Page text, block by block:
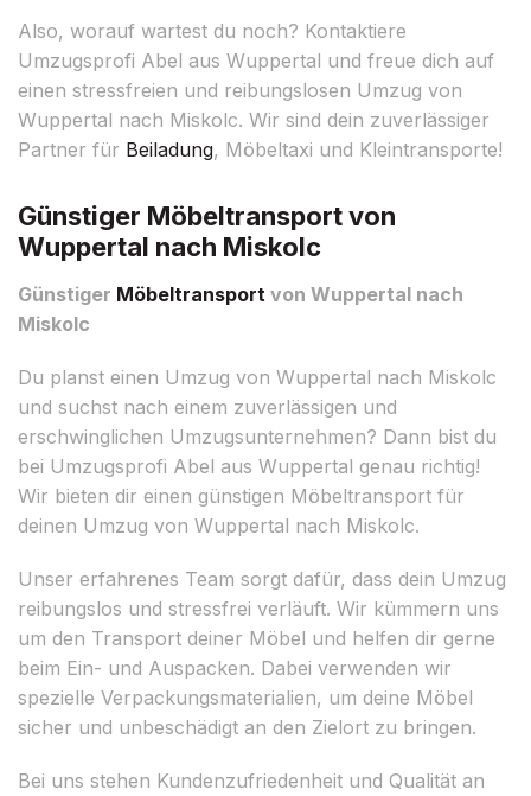
Also, worauf wartest du noch? Kontaktiere
Umzugsprofi Abel aus Wuppertal und freue dich auf
einen stressfreien und reibungslosen Umzug von
Wuppertal nach Miskolc. Wir sind dein zuverlässiger
Partner für Beiladung, Möbeltaxi und Kleintransporte!
Günstiger Möbeltransport von
Wuppertal nach Miskolc
Günstiger Möbeltransport von Wuppertal nach
Miskolc
Du planst einen Umzug von Wuppertal nach Miskolc
und suchst nach einem zuverlässigen und
erschwinglichen Umzugsunternehmen? Dann bist du
bei Umzugsprofi Abel aus Wuppertal genau richtig!
Wir bieten dir einen günstigen Möbeltransport für
deinen Umzug von Wuppertal nach Miskolc.
Unser erfahrenes Team sorgt dafür, dass dein Umzug
reibungslos und stressfrei verläuft. Wir kümmern uns
um den Transport deiner Möbel und helfen dir gerne
beim Ein- und Auspacken. Dabei verwenden wir
spezielle Verpackungsmaterialien, um deine Möbel
sicher und unbeschädigt an den Zielort zu bringen.
Bei uns stehen Kundenzufriedenheit und Qualität an